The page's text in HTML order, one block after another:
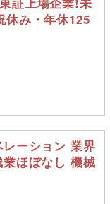
休み・年休125
ーション 業界
ほぼなし 機械